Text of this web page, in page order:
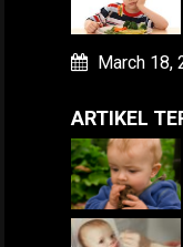
March 18,
ARTIKEL